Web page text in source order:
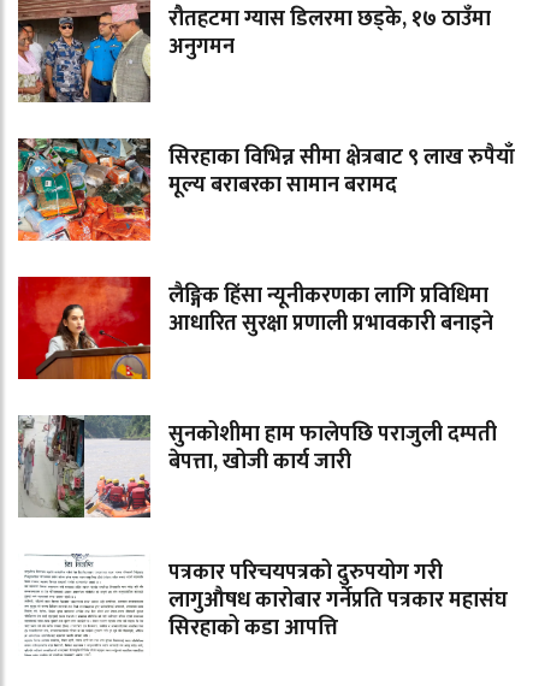
रौतहटमा ग्यास डिलरमा छड्के, १७ ठाउँमा
अनुगमन
सिरहाका विभिन्न सीमा क्षेत्रबाट ९ लाख रुपैयाँ
मूल्य बराबरका सामान बरामद
लैङ्गिक हिंसा न्यूनीकरणका लागि प्रविधिमा
आधारित सुरक्षा प्रणाली प्रभावकारी बनाइने
सुनकोशीमा हाम फालेपछि पराजुली दम्पती
बेपत्ता, खोजी कार्य जारी
पत्रकार परिचयपत्रको दुरुपयोग गरी
लागुऔषध कारोबार गर्नेप्रति पत्रकार महासंघ
सिरहाको कडा आपत्ति